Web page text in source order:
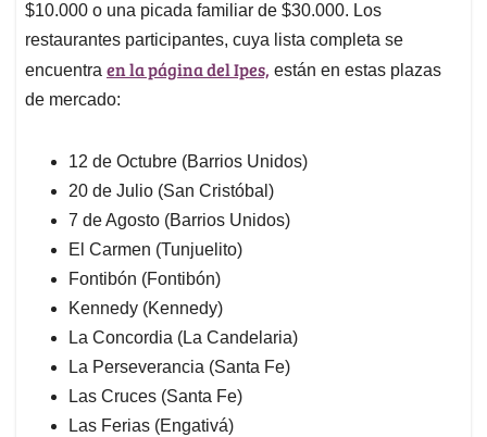
$10.000 o una picada familiar de $30.000. Los
restaurantes participantes, cuya lista completa se
encuentra en la página del Ipes, están en estas plazas
de mercado:
12 de Octubre (Barrios Unidos)
20 de Julio (San Cristóbal)
7 de Agosto (Barrios Unidos)
El Carmen (Tunjuelito)
Fontibón (Fontibón)
Kennedy (Kennedy)
La Concordia (La Candelaria)
La Perseverancia (Santa Fe)
Las Cruces (Santa Fe)
Las Ferias (Engativá)